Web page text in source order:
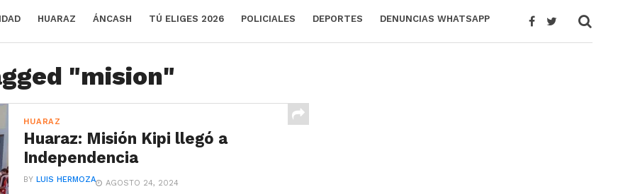
HUARAZ ÁNCASH TÚ ELIGES 2026 POLICIALES DEPORTES DENUNCIAS WHATSAPP
"mision"
HUARAZ
Huaraz: Misión Kipi llegó a
Independencia
BYLUIS HERMOZA AGOSTO 24, 2024